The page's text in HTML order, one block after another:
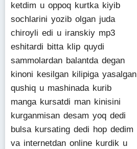
ketdim u oppoq kurtka kiyib
sochlarini yozib olgan juda
chiroyli edi u iranskiy mp3
eshitardi bitta klip quydi
sammolardan balantda degan
kinoni kesilgan kilipiga yasalgan
qushiq u mashinada kurib
manga kursatdi man kinisini
kurganmisan desam yoq dedi
bulsa kursating dedi hop dedim
va internetdan online kurdik u